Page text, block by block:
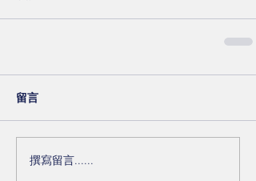
留言
撰寫留言......